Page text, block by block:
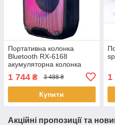
Портативна колонка
Bluetooth RX-6168
акумуляторна колонка
акустика Bluetooth 5.0 20
Вт
1 744 ₴ 3 488 ₴
Купити
1
Акційні пропозиції та